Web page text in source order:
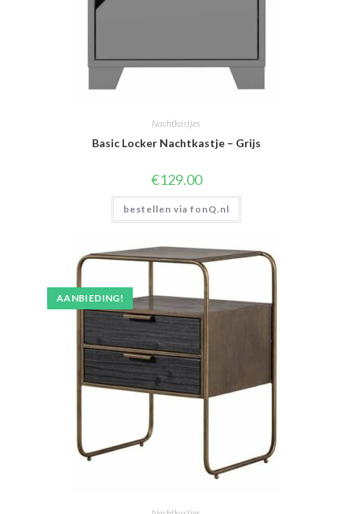
Nachtkastjes
Basic Locker Nachtkastje – Grijs
€129.00
bestellen via fonQ.nl
AANBIEDING!